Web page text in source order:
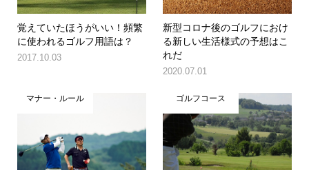
覚えていたほうがいい！頻繁
に使われるゴルフ用語は？
2017.10.03
新型コロナ後のゴルフにおけ
る新しい生活様式の予想はこ
れだ
2020.07.01
マナー・ルール ゴルフコース